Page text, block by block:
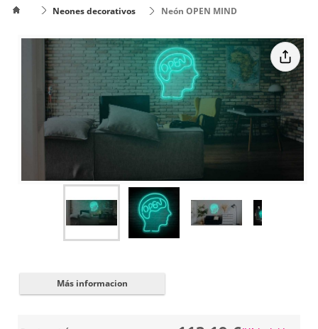
Neones decorativos Neón OPEN MIND
Cómo
texto en
varias
líneas
de color el texto
Más informacion